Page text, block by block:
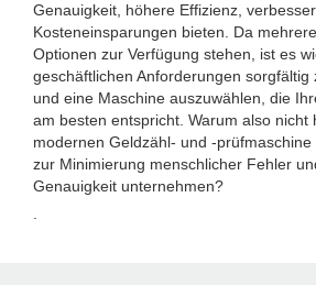
Genauigkeit, höhere Effizienz,
Kosteneinsparungen bieten. Da
Optionen zur Verfügung stehen, ist es
geschäftlichen Anforderungen sorgfältig
und eine Maschine auszuwählen, die
am besten entspricht. Warum also nicht
modernen Geldzähl- und -
zur Minimierung menschlicher Fehler
Genauigkeit unternehmen?